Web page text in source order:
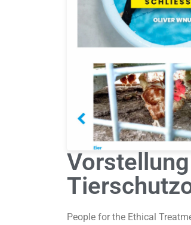
People for the Ethical